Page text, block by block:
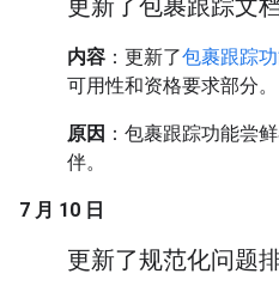
更新了包裹跟踪文
内容 ：更新了包裹跟踪
可用性和资格要求部分。
原因 ：包裹跟踪功能尝
伴。
7 月 10 日
更新了规范化问题